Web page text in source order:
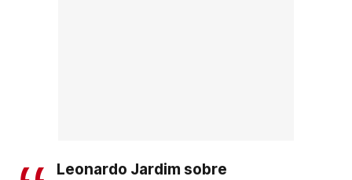
Leonardo Jardim sobre